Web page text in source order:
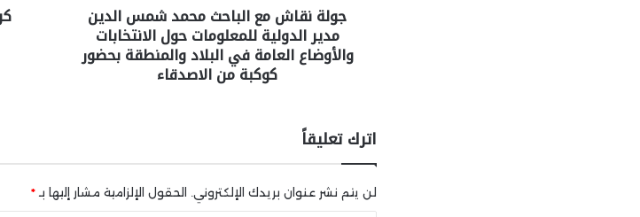
جولة نقاش مع الباحث محمد شمس الدين
مدير الدولية للمعلومات حول الانتخابات
والأوضاع العامة في البلاد والمنطقة بحضور
كوكبة من الاصدقاء
اترك تعليقاً
لن يتم نشر عنوان بريدك الإلكتروني. الحقول الإلزامية مشار إليها بـ*